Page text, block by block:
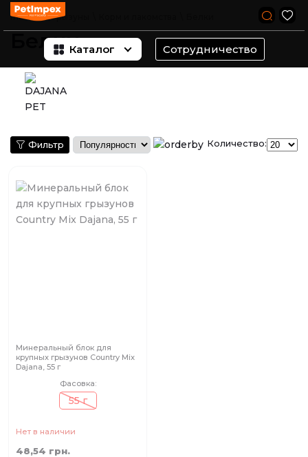
Каталог Сотрудничество
Главная \ Грызуны
Белки
Фильтр Количество:
Минеральный блок для
крупных грызунов Country Mix
Dajana, 55 г
Фасовка:
55 г
Нет в наличии
48,54 грн.